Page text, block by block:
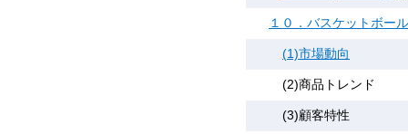
１０．バスケットボー
(1)市場動向
(2)商品トレンド
(3)顧客特性